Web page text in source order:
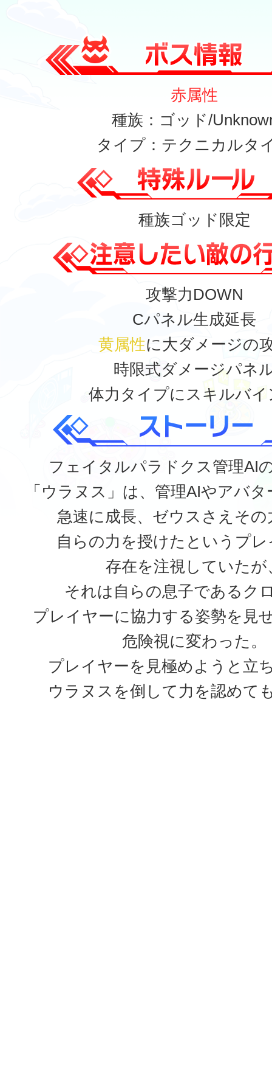
赤属性
種族：ゴッド/
タイプ：テクニカルタ
種族ゴッド限定
攻撃力DOWN
Cパネル生成延長
黄属性に大ダメージの
時限式ダメージパネ
体力タイプにスキルバイ
フェイタルパラドクス管理AI
「ウラヌス」は、管理AIやアバ
急速に成長、ゼウスさえその
自らの力を授けたというプ
存在を注視していたが
それは自らの息子であるク
プレイヤーに協力する姿勢を見
危険視に変わった。
プレイヤーを見極めようと立
ウラヌスを倒して力を認めて